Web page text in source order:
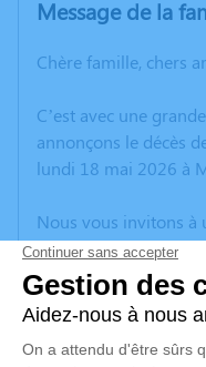
Message de la
Chère famille, chers
C’est avec une
annonçons le décès
lundi 18 mai 2026 à
Nous vous invitons à
vos condoléances,
anecdote ou exprimer
poèmes ou des
d'expression dédié à
PORRETTA.